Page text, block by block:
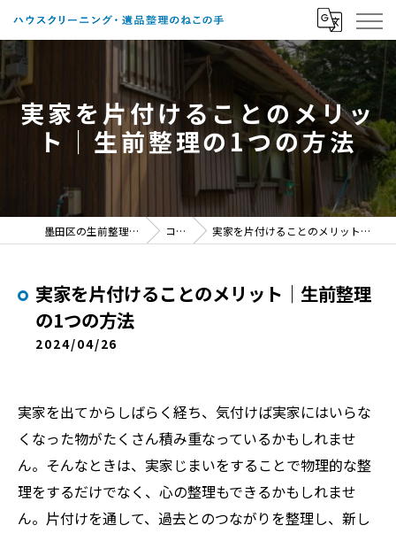
実家を片付けることのメリッ
ト｜生前整理の1つの方法
墨田区の生前整理ならねこの手 コラム 実家を片付けることのメリット｜生前整理の1つの方法
実家を片付けることのメリット｜生前整理
の1つの方法
2024/04/26
実家を出てからしばらく経ち、気付けば実家にはいらな
くなった物がたくさん積み重なっているかもしれませ
ん。そんなときは、実家じまいをすることで物理的な整
理をするだけでなく、心の整理もできるかもしれませ
ん。片付けを通して、過去とのつながりを整理し、新し